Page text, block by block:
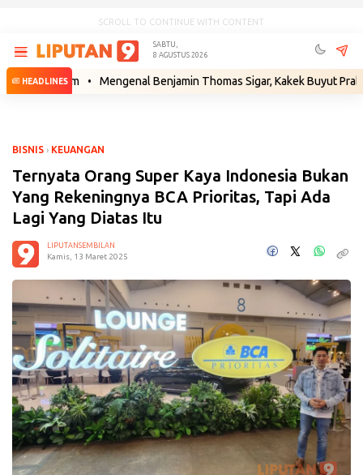
SCROLL TO CONTINUE WITH CONTENT
SABTU,
8 AGUSTUS 2026
HEADLINES
• Mengenal Benjamin Thomas Sigar, Kakek Buyut Prabowo dari
BISNIS › KEUANGAN
Ternyata Orang Super Kaya Indonesia Bukan
Yang Rekeningnya BCA Prioritas, Tapi Ada
Lagi Yang Diatas Itu
LIPUTANSEMBILAN
Kamis, 13 Maret 2025